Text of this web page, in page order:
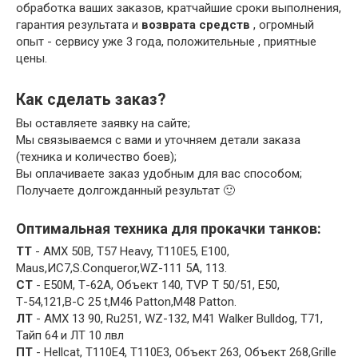
обработка ваших заказов, кратчайшие сроки выполнения,
гарантия результата и возврата средств , огромный
опыт - сервису уже 3 года, положительные , приятные
цены.
Как сделать заказ?
Вы оставляете заявку на сайте;
Мы связываемся с вами и уточняем детали заказа
(техника и количество боев);
Вы оплачиваете заказ удобным для вас способом;
Получаете долгожданный результат 🙂
Оптимальная техника для прокачки танков:
ТТ - AMX 50B, T57 Heavy, T110E5, E100,
Maus,ИС7,S.Conqueror,WZ-111 5А, 113.
СТ - E50M, Т-62А, Объект 140, TVP T 50/51, Е50,
Т-54,121,B-C 25 t,М46 Patton,М48 Patton.
ЛТ - AMX 13 90, Ru251, WZ-132, M41 Walker Bulldog, Т71,
Тайп 64 и ЛТ 10 лвл
ПТ - Hellcat, Т110Е4, Т110Е3, Объект 263, Объект 268,Grille